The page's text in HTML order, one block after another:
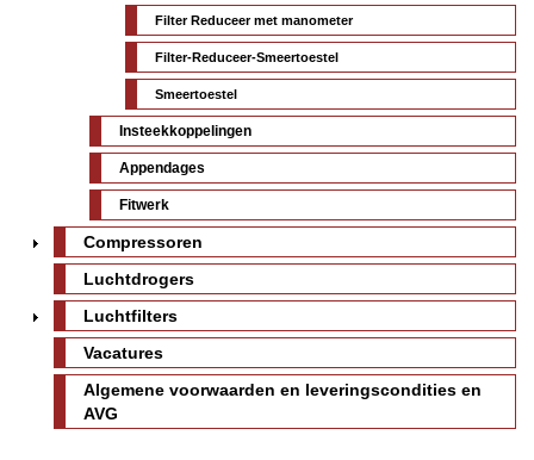
Filter Reduceer met manometer
Filter-Reduceer-Smeertoestel
Smeertoestel
Insteekkoppelingen
Appendages
Fitwerk
Compressoren
Luchtdrogers
Luchtfilters
Vacatures
Algemene voorwaarden en leveringscondities en
AVG